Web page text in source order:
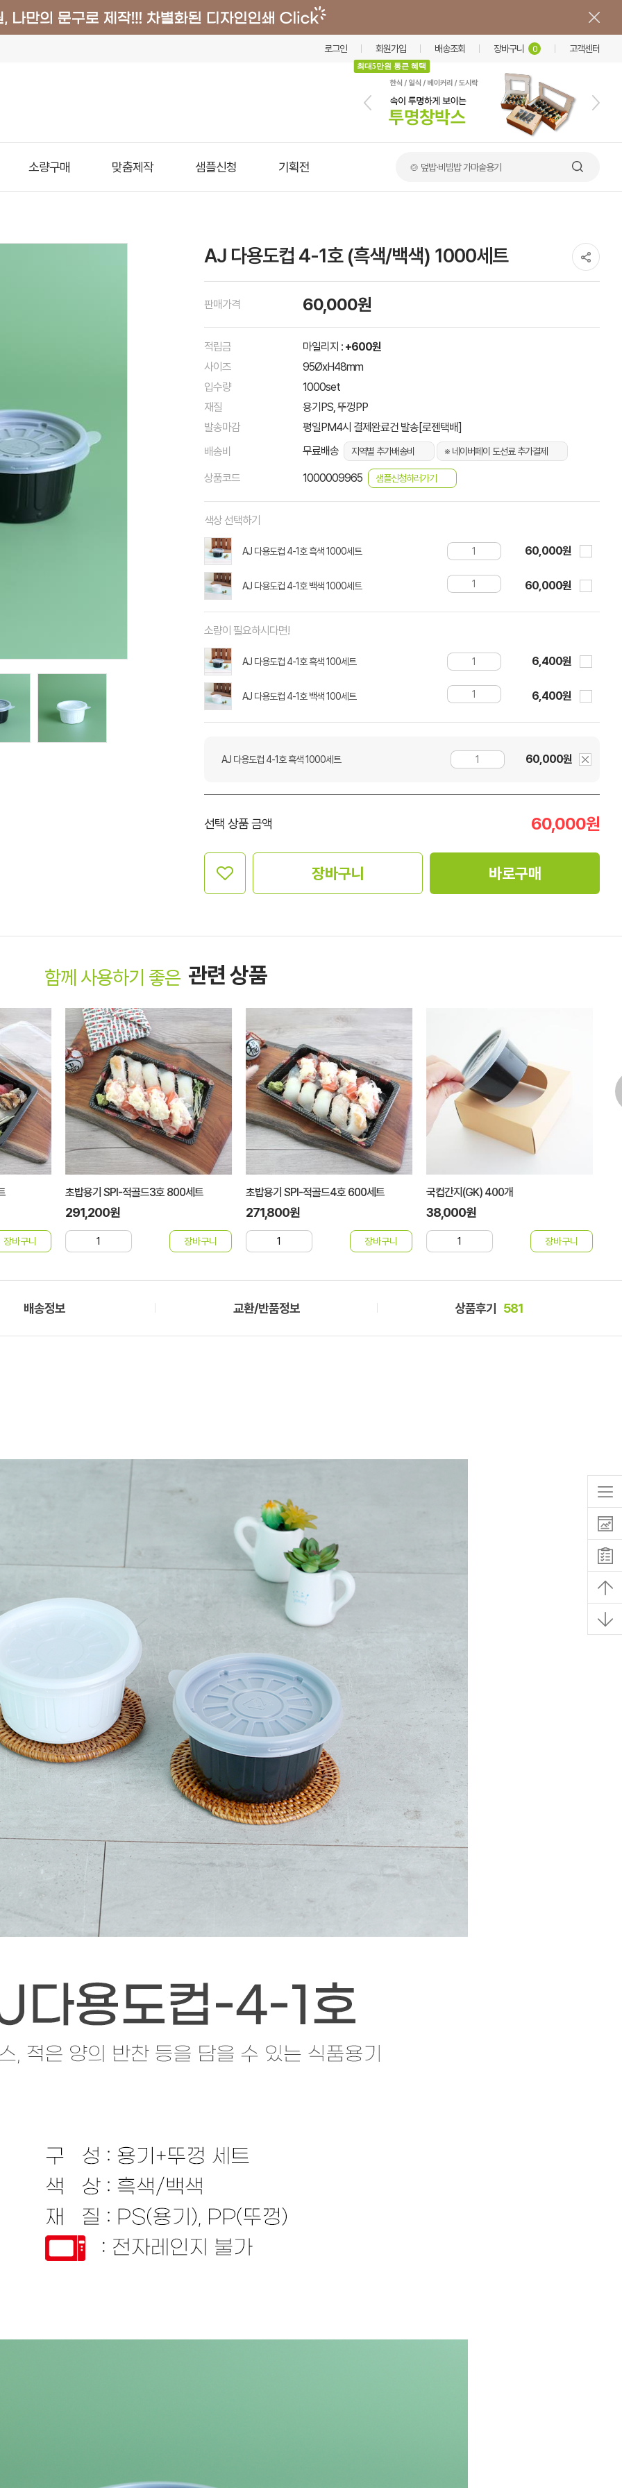
로그인 회원가입
최대5만원 통큰 혜택
배송조회 장바구니 0 고객센터
소량구매 맞춤제작 샘플신청 기획전 🍲 덮밥·비빔밥 가마솥용기
AJ 다용도컵 4-1호 (흑색/백색) 1000세트
판매가격 60,000원
적립금 마일리지 : +600원
사이즈
95ØxH48mm
입수량
1000set
재질
용기PS, 뚜껑PP
발송마감
평일PM4시 결제완료건 발송[로젠택배]
배송비
무료배송 지역별 추가배송비 ※ 네이버페이 도선료 추가결제
상품코드 1000009965 샘플신청하러가기
색상 선택하기
AJ 다용도컵 4-1호 흑색 1000세트 60,000원
AJ 다용도컵 4-1호 백색 1000세트 60,000원
소량이 필요하시다면!
AJ 다용도컵 4-1호 흑색 100세트 6,400원
AJ 다용도컵 4-1호 백색 100세트 6,400원
AJ 다용도컵 4-1호 흑색 1000세트 60,000원
선택 상품 금액 60,000원
장바구니 바로구매
함께 사용하기 좋은 관련 상품
세트 초밥용기 SPI-적골드4호 600세트
271,800원
국컵간지(GK) 400개
38,000원
7치-둥근대나무)스시 [2000개]
43,000원
배송정보 교환/반품정보 상품후기 581